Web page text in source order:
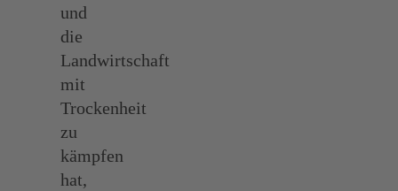
und
die
Landwirtschaft
mit
Trockenheit
zu
kämpfen
hat,